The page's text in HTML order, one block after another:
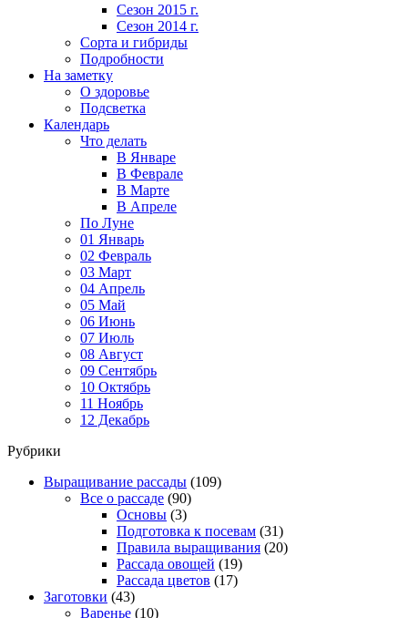
Сезон 2015 г.
Сезон 2014 г.
Сорта и гибриды
Подробности
На заметку
О здоровье
Подсветка
Календарь
Что делать
В Январе
В Феврале
В Марте
В Апреле
По Луне
01 Январь
02 Февраль
03 Март
04 Апрель
05 Май
06 Июнь
07 Июль
08 Август
09 Сентябрь
10 Октябрь
11 Ноябрь
12 Декабрь
Рубрики
Выращивание рассады (109)
Все о рассаде (90)
Основы (3)
Подготовка к посевам (31)
Правила выращивания (20)
Рассада овощей (19)
Рассада цветов (17)
Заготовки (43)
Варенье (10)